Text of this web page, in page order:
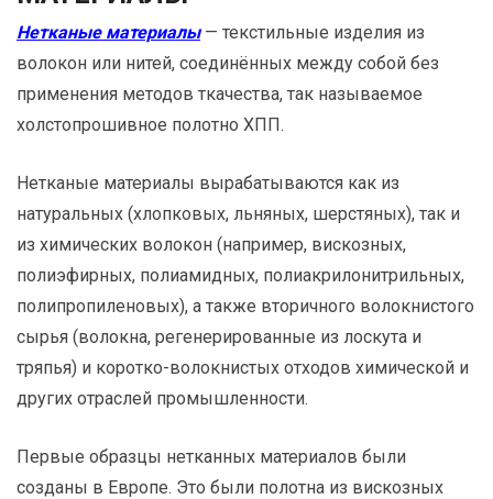
Нетканые материалы— текстильные изделия из
волокон или нитей, соединённых между собой без
применения методов ткачества, так называемое
холстопрошивное полотно ХПП.
Нетканые материалы вырабатываются как из
натуральных (хлопковых, льняных, шерстяных), так и
из химических волокон (например, вискозных,
полиэфирных, полиамидных, полиакрилонитрильных,
полипропиленовых), а также вторичного волокнистого
сырья (волокна, регенерированные из лоскута и
тряпья) и коротко-волокнистых отходов химической и
других отраслей промышленности.
Первые образцы нетканных материалов были
созданы в Европе. Это были полотна из вискозных